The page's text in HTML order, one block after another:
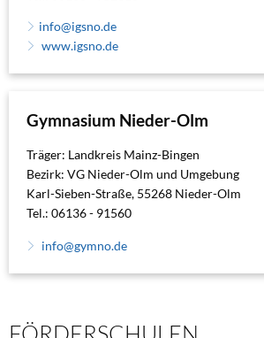
info@igsno.de
www.igsno.de
Gymnasium Nieder-Olm
Träger: Landkreis Mainz-Bingen
Bezirk: VG Nieder-Olm und Umgebung
Karl-Sieben-Straße, 55268 Nieder-Olm
Tel.: 06136 - 91560
info@gymno.de